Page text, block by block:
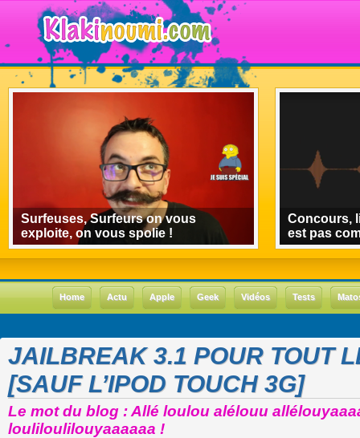
Surfeuses, Surfeurs on vous
exploite, on vous spolie !
Concours,
est pas
Home Actu Apple Geek Vidéos Tests
JAILBREAK 3.1 POUR TOUT
[SAUF L’IPOD TOUCH 3G]
Le mot du blog : Allé loulou alélouu
louliloulilouyaaaaaa !